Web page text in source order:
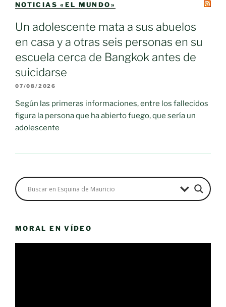
NOTICIAS «EL MUNDO»
Un adolescente mata a sus abuelos
en casa y a otras seis personas en su
escuela cerca de Bangkok antes de
suicidarse
07/08/2026
Según las primeras informaciones, entre los fallecidos
figura la persona que ha abierto fuego, que sería un
adolescente
MORAL EN VÍDEO